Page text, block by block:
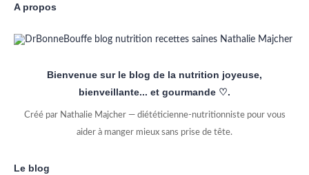
A propos
Bienvenue sur le blog de la nutrition joyeuse,
bienveillante... et gourmande ♡.
Créé par Nathalie Majcher — diététicienne-nutritionniste pour vous
aider à manger mieux sans prise de tête.
Le blog